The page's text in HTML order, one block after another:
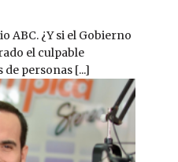
ABC. ¿Y si el Gobierno
el culpable
personas [...]